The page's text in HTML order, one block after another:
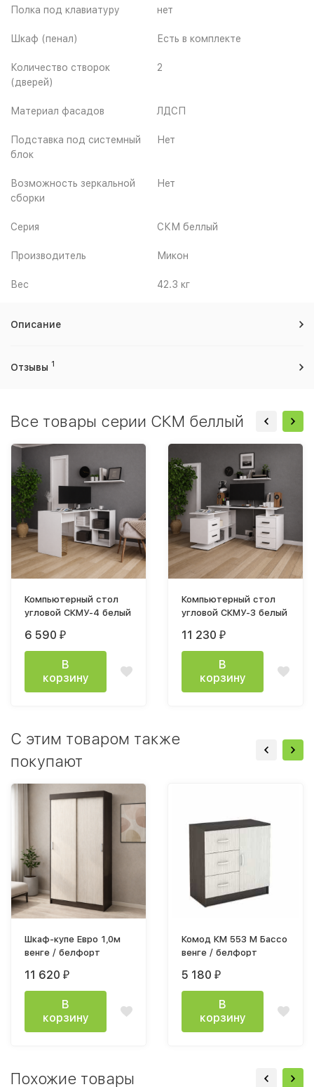
Полка под клавиатуру нет
Шкаф (пенал) Есть в комплекте
Количество створок
(дверей)
2
Материал фасадов ЛДСП
Подставка под системный
блок
Нет
Возможность зеркальной
сборки
Нет
Серия СКМ беллый
Производитель Микон
Вес 42.3 кг
Описание
Отзывы 1
Все товары серии СКМ беллый
Компьютерный стол
угловой СКМУ-4 белый
6 590 ₽
В
корзину
Компьютерный стол
угловой СКМУ-3 белый
11 230 ₽
В
корзину
C этим товаром также
покупают
Шкаф-купе Евро 1,0м
венге / белфорт
11 620 ₽
В
корзину
Комод КМ 553 М Бассо
венге / белфорт
5 180 ₽
В
корзину
Похожие товары